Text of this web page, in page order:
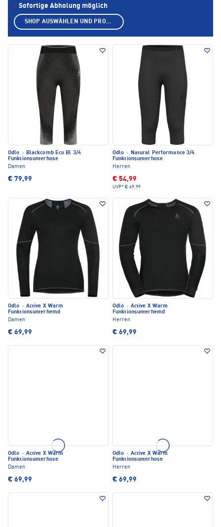
Odlo · Blackcomb Eco Bl 3/4
Funktionsunterhose
Damen
€ 79,99
Odlo · Natural Performance 3/4
Funktionsunterhose
Herren
€ 54,99
UVP* € 69,99
Odlo · Active X Warm
Funktionsunterhemd
Damen
€ 69,99
Odlo · Active X Warm
Funktionsunterhemd
Herren
€ 69,99
Odlo · Active X Warm
Funktionsunterhose
Damen
€ 69,99
Odlo · Active X Warm
Funktionsunterhose
Herren
€ 69,99
Sofortige Abholung möglich
SHOP AUSWÄHLEN UND PRODUKTE ANZEIGEN